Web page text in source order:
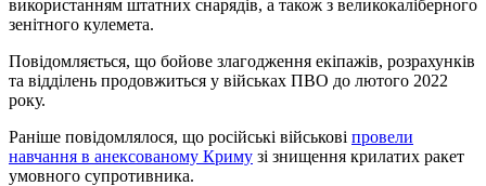
використанням штатних снарядів, а також з великокаліберного
зенітного кулемета.
Повідомляється, що бойове злагодження екіпажів, розрахунків
та відділень продовжиться у військах ПВО до лютого 2022
року.
Раніше повідомлялося, що російські військові провели
навчання в анексованому Криму зі знищення крилатих ракет
умовного супротивника.